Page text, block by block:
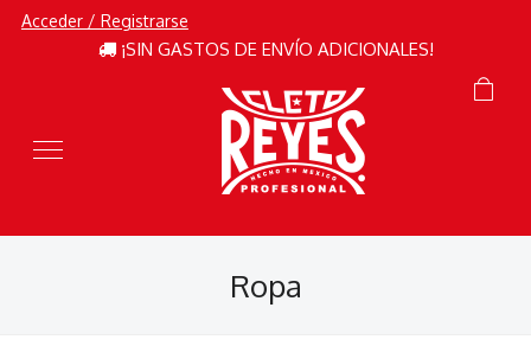
Acceder / Registrarse
¡SIN GASTOS DE ENVÍO ADICIONALES!
Ropa